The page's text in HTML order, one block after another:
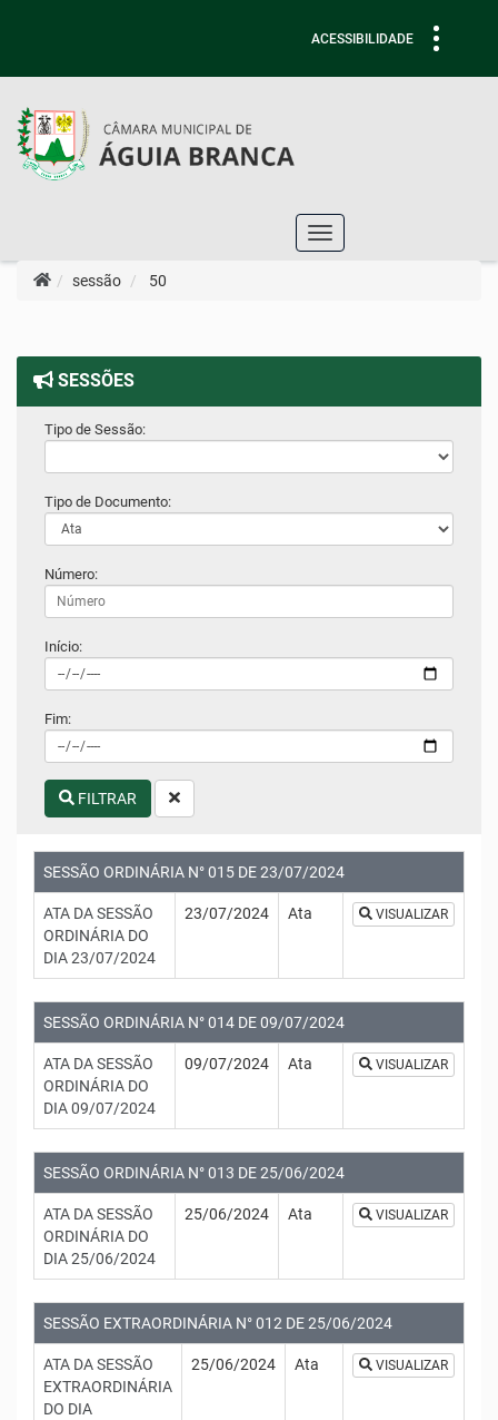
Toggle
ACESSIBILIDADE
Toggle
navigation
sessão
50
SESSÕES
Tipo de Sessão:
Tipo de Documento:
Número:
Início:
Fim:
FILTRAR
SESSÃO ORDINÁRIA N° 015 DE 23/07/2024
ATA DA SESSÃO
ORDINÁRIA DO
DIA 23/07/2024
23/07/2024 Ata VISUALIZAR
SESSÃO ORDINÁRIA N° 014 DE 09/07/2024
ATA DA SESSÃO
ORDINÁRIA DO
DIA 09/07/2024
09/07/2024 Ata VISUALIZAR
SESSÃO ORDINÁRIA N° 013 DE 25/06/2024
ATA DA SESSÃO
ORDINÁRIA DO
DIA 25/06/2024
25/06/2024 Ata VISUALIZAR
SESSÃO EXTRAORDINÁRIA N° 012 DE 25/06/2024
ATA DA SESSÃO
EXTRAORDINÁRIA
DO DIA
25/06/2024 Ata VISUALIZAR